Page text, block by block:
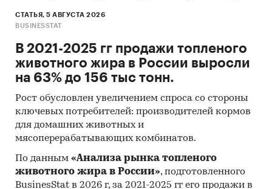
СТАТЬЯ, 5 АВГУСТА 2026
BUSINESSTAT
В 2021-2025 гг продажи топленого
животного жира в России выросли
на 63% до 156 тыс тонн.
Рост обусловлен увеличением спроса со стороны
ключевых потребителей: производителей кормов
для домашних животных и
мясоперерабатывающих комбинатов.
По данным «Анализа рынка топленого
животного жира в России», подготовленного
BusinesStat в 2026 г, за 2021-2025 гг его продажи в